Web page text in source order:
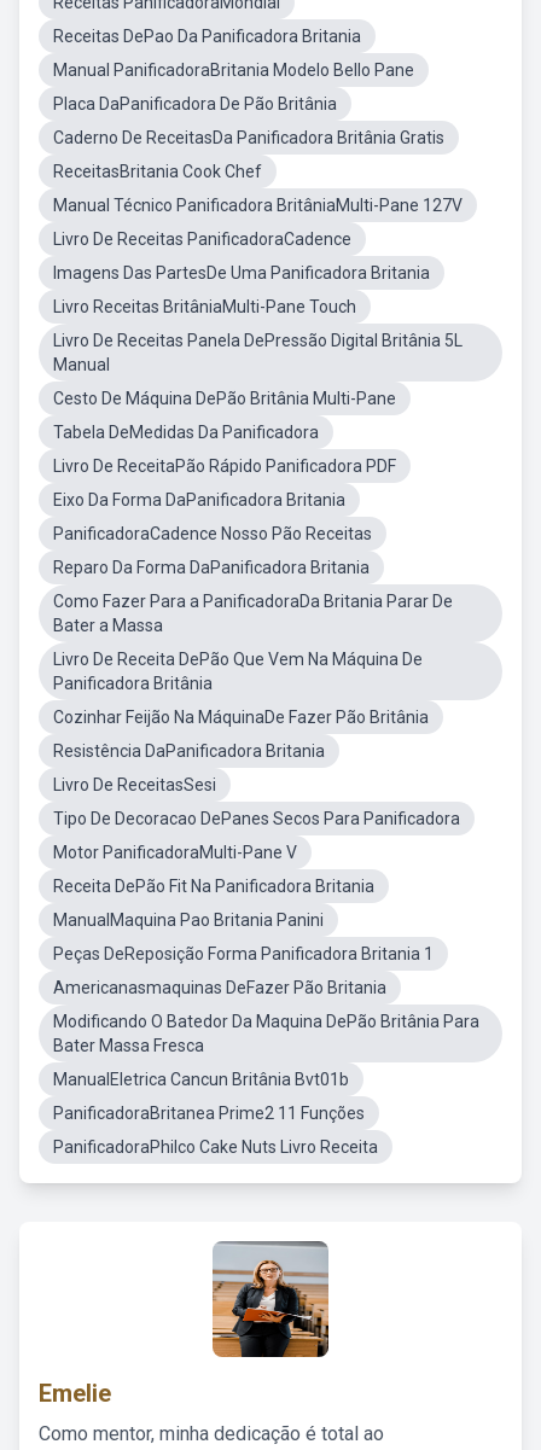
Receitas DePao Da Panificadora Britania
Manual PanificadoraBritania Modelo Bello Pane
Placa DaPanificadora De Pão Britânia
Caderno De ReceitasDa Panificadora Britânia Gratis
ReceitasBritania Cook Chef
Manual Técnico Panificadora BritâniaMulti-Pane 127V
Livro De Receitas PanificadoraCadence
Imagens Das PartesDe Uma Panificadora Britania
Livro Receitas BritâniaMulti-Pane Touch
Livro De Receitas Panela DePressão Digital Britânia 5L
Manual
Cesto De Máquina DePão Britânia Multi-Pane
Tabela DeMedidas Da Panificadora
Livro De ReceitaPão Rápido Panificadora PDF
Eixo Da Forma DaPanificadora Britania
PanificadoraCadence Nosso Pão Receitas
Reparo Da Forma DaPanificadora Britania
Como Fazer Para a PanificadoraDa Britania Parar De
Bater a Massa
Livro De Receita DePão Que Vem Na Máquina De
Panificadora Britânia
Cozinhar Feijão Na MáquinaDe Fazer Pão Britânia
Resistência DaPanificadora Britania
Livro De ReceitasSesi
Tipo De Decoracao DePanes Secos Para Panificadora
Motor PanificadoraMulti-Pane V
Receita DePão Fit Na Panificadora Britania
ManualMaquina Pao Britania Panini
Peças DeReposição Forma Panificadora Britania 1
Americanasmaquinas DeFazer Pão Britania
Modificando O Batedor Da Maquina DePão Britânia Para
Bater Massa Fresca
ManualEletrica Cancun Britânia Bvt01b
PanificadoraBritanea Prime2 11 Funções
PanificadoraPhilco Cake Nuts Livro Receita
Emelie
Como mentor, minha dedicação é total ao